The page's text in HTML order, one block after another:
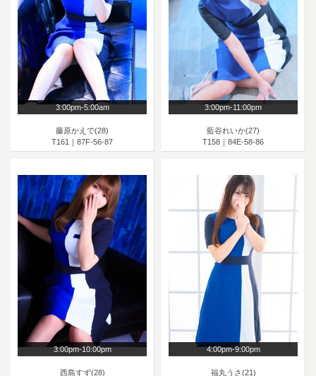
3:00pm-5:00am
藤原かえで(28)
T161｜87F-56-87
3:00pm-11:00pm
藍谷れいか(27)
T158｜84E-58-86
3:00pm-10:00pm
西島すず(28)
4:00pm-9:00pm
福丸うさ(21)